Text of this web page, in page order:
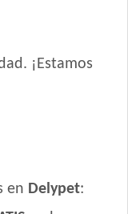
¡Estamos
en Delypet: